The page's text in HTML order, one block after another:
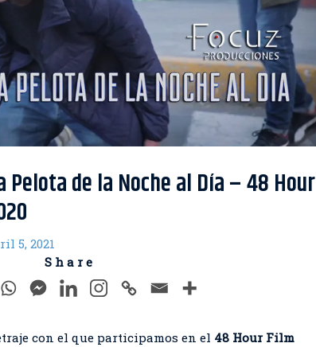
Pelota de la Noche al Día – 48 Hour
5, 2021
S h a r e
con el que participamos en el 48 Hour Film